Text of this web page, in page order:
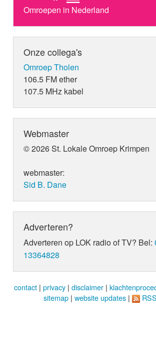
Omroepen in Nederland
Onze collega's
Omroep Tholen
106.5 FM ether
107.5 MHz kabel
Webmaster
© 2026 St. Lokale Omroep Krimpen
webmaster:
Sid B. Dane
Adverteren?
Adverteren op LOK radio of TV? Bel:
13364828
contact | privacy | disclaimer |
sitemap | website updates |